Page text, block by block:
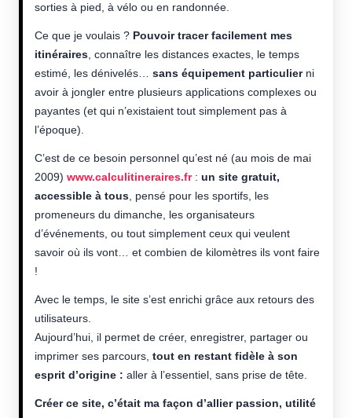
sorties à pied, à vélo ou en randonnée.
Ce que je voulais ? Pouvoir tracer facilement mes
itinéraires, connaître les distances exactes, le temps
estimé, les dénivelés… sans équipement particulierni
avoir à jongler entre plusieurs applications complexes ou
payantes (et qui n’existaient tout simplement pas à
l’époque).
C’est de ce besoin personnel qu’est né (au mois de mai
2009) www.calculitineraires.fr: un site gratuit,
accessible à tous, pensé pour les sportifs, les
promeneurs du dimanche, les organisateurs
d’événements, ou tout simplement ceux qui veulent
savoir où ils vont… et combien de kilomètres ils vont faire
!
Avec le temps, le site s’est enrichi grâce aux retours des
utilisateurs.
Aujourd’hui, il permet de créer, enregistrer, partager ou
imprimer ses parcours, tout en restant fidèle à son
esprit d’origine : aller à l’essentiel, sans prise de tête.
Créer ce site, c’était ma façon d’allier passion, utilité